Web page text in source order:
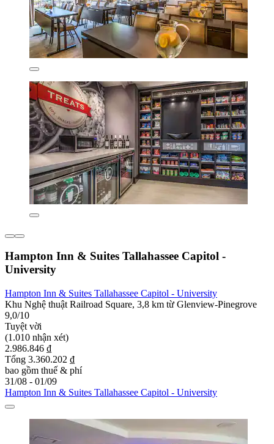
Hampton Inn & Suites Tallahassee Capitol -
University
Hampton Inn & Suites Tallahassee Capitol - University
Khu Nghệ thuật Railroad Square, 3,8 km từ Glenview-Pinegrove
9,0/10
Tuyệt vời
(1.010 nhận xét)
2.986.846 ₫
Tổng 3.360.202 ₫
bao gồm thuế & phí
31/08 - 01/09
Hampton Inn & Suites Tallahassee Capitol - University